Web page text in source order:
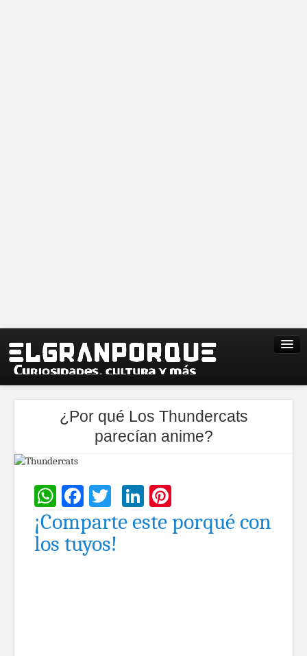
¿Por qué Los Thundercats
parecían anime?
WhatsApp
Facebook
TwitterLinkedIn
¡Comparte este porqué con
los tuyos!